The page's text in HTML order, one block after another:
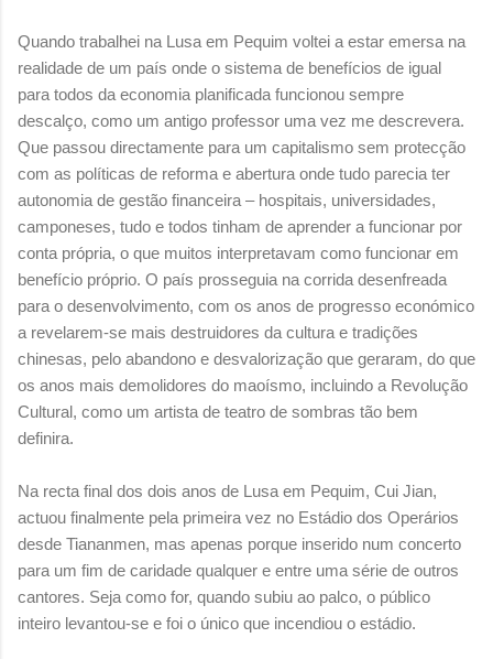
Quando trabalhei na Lusa em Pequim voltei a estar emersa na
realidade de um país onde o sistema de benefícios de igual
para todos da economia planificada funcionou sempre
descalço, como um antigo professor uma vez me descrevera.
Que passou directamente para um capitalismo sem protecção
com as políticas de reforma e abertura onde tudo parecia ter
autonomia de gestão financeira – hospitais, universidades,
camponeses, tudo e todos tinham de aprender a funcionar por
conta própria, o que muitos interpretavam como funcionar em
benefício próprio. O país prosseguia na corrida desenfreada
para o desenvolvimento, com os anos de progresso económico
a revelarem-se mais destruidores da cultura e tradições
chinesas, pelo abandono e desvalorização que geraram, do que
os anos mais demolidores do maoísmo, incluindo a Revolução
Cultural, como um artista de teatro de sombras tão bem
definira.
Na recta final dos dois anos de Lusa em Pequim, Cui Jian,
actuou finalmente pela primeira vez no Estádio dos Operários
desde Tiananmen, mas apenas porque inserido num concerto
para um fim de caridade qualquer e entre uma série de outros
cantores. Seja como for, quando subiu ao palco, o público
inteiro levantou-se e foi o único que incendiou o estádio.